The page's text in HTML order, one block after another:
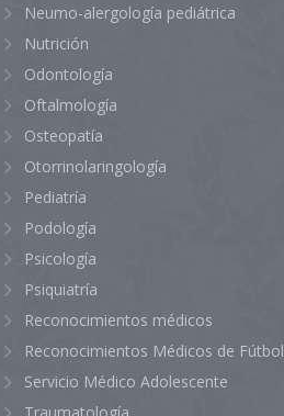
Neumo-alergología pediátrica
Nutrición
Odontología
Oftalmología
Osteopatía
Otorrinolaringología
Pediatría
Podología
Psicología
Psiquiatría
Reconocimientos médicos
Reconocimientos Médicos de Fútbol
Servicio Médico Adolescente